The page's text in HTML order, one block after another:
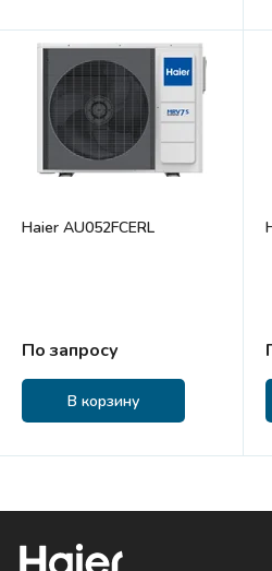
Haier AU052FCERL
По запросу
В корзину